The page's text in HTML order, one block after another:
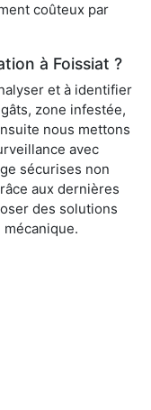
coûteux par
à Foissiat ?
et à identifier
zone infestée,
nous mettons
avec
sécurises non
aux dernières
des solutions